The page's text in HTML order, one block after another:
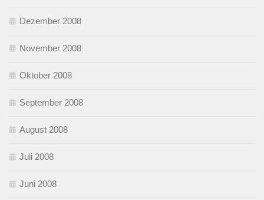
Dezember 2008
November 2008
Oktober 2008
September 2008
August 2008
Juli 2008
Juni 2008